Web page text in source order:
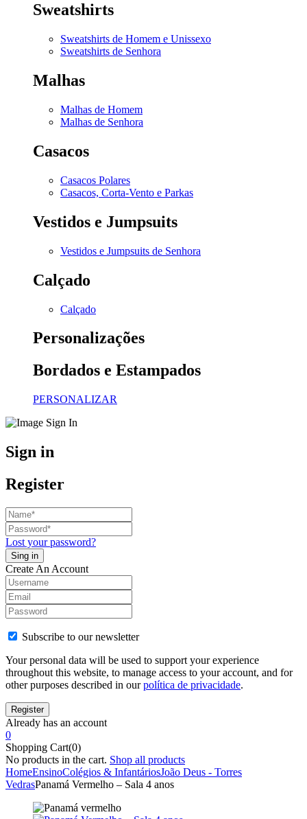
Sweatshirts
Sweatshirts de Homem e Unissexo
Sweatshirts de Senhora
Malhas
Malhas de Homem
Malhas de Senhora
Casacos
Casacos Polares
Casacos, Corta-Vento e Parkas
Vestidos e Jumpsuits
Vestidos e Jumpsuits de Senhora
Calçado
Calçado
Personalizações
Bordados e Estampados
PERSONALIZAR
Sign in
Register
Lost your password?
Create An Account
Subscribe to our newsletter
Your personal data will be used to support your experience
throughout this website, to manage access to your account, and for
other purposes described in ourpolítica de privacidade.
Already has an account
0
Shopping Cart(0)
No products in the cart. Shop all products
HomeEnsinoColégios & InfantáriosJoão Deus - Torres
VedrasPanamá Vermelho – Sala 4 anos